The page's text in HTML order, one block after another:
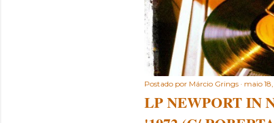
Postado por Márcio Grings maio
LP NEWPORT IN